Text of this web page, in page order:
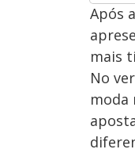
Após
mais
No
moda